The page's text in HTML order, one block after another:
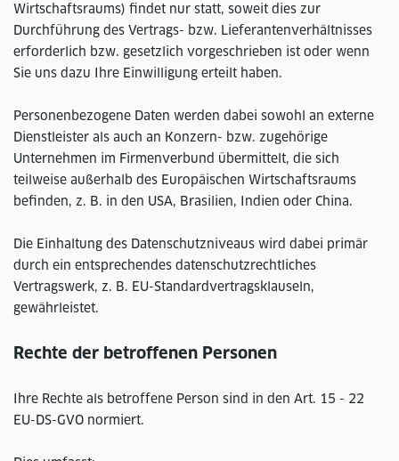
Wirtschaftsraums) findet nur statt, soweit dies zur
Durchführung des Vertrags- bzw. Lieferantenverhältnisses
erforderlich bzw. gesetzlich vorgeschrieben ist oder wenn
Sie uns dazu Ihre Einwilligung erteilt haben.
Personenbezogene Daten werden dabei sowohl an externe
Dienstleister als auch an Konzern- bzw. zugehörige
Unternehmen im Firmenverbund übermittelt, die sich
teilweise außerhalb des Europäischen Wirtschaftsraums
befinden, z. B. in den USA, Brasilien, Indien oder China.
Die Einhaltung des Datenschutzniveaus wird dabei primär
durch ein entsprechendes datenschutzrechtliches
Vertragswerk, z. B. EU-Standardvertragsklauseln,
gewährleistet.
Rechte der betroffenen Personen
Ihre Rechte als betroffene Person sind in den Art. 15 - 22
EU-DS-GVO normiert.